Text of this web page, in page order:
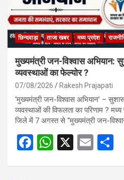
छिन्दवाड़ा ताजा खबर मध्य प्रदेश
मुख्यमंत्री जन-विश्वास अभियान:
व्यवस्थाओं का फेल्योर ?
07/08/2026 Rakesh Prajapati
‘मुख्यमंत्री जन-विश्वास अभियान’ –
व्यवस्थाओं की विफलता का परिणाम ? मध्य
जिले में 7 अगस्त से “मुख्यमंत्री जन-
F
W X
E